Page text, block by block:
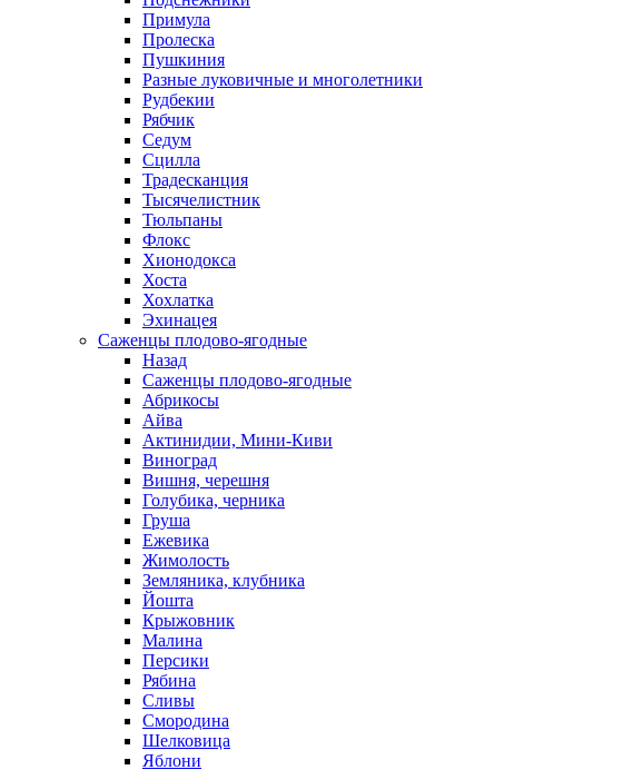
Примула
Пролеска
Пушкиния
Разные луковичные и многолетники
Рудбекии
Рябчик
Седум
Сцилла
Традесканция
Тысячелистник
Тюльпаны
Флокс
Хионодокса
Хоста
Хохлатка
Эхинацея
Саженцы плодово-ягодные
Назад
Саженцы плодово-ягодные
Абрикосы
Айва
Актинидии, Мини-Киви
Виноград
Вишня, черешня
Голубика, черника
Груша
Ежевика
Жимолость
Земляника, клубника
Йошта
Крыжовник
Малина
Персики
Рябина
Сливы
Смородина
Шелковица
Яблони